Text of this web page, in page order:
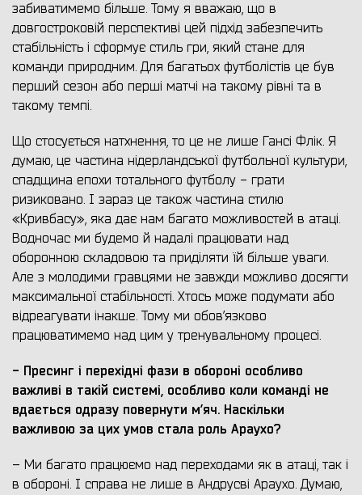
забиватимемо більше. Тому я вважаю, що в
довгостроковій перспективі цей підхід забезпечить
стабільність і сформує стиль гри, який стане для
команди природним. Для багатьох футболістів це був
перший сезон або перші матчі на такому рівні та в
такому темпі.
Що стосується натхнення, то це не лише Гансі Флік. Я
думаю, це частина нідерландської футбольної культури,
спадщина епохи тотального футболу - грати
ризиковано. І зараз це також частина стилю
«Кривбасу», яка дає нам багато можливостей в атаці.
Водночас ми будемо й надалі працювати над
оборонною складовою та приділяти їй більше уваги.
Але з молодими гравцями не завжди можливо досягти
максимальної стабільності. Хтось може подумати або
відреагувати інакше. Тому ми обов’язково
працюватимемо над цим у тренувальному процесі.
- Пресинг і перехідні фази в обороні особливо
важливі в такій системі, особливо коли команді не
вдається одразу повернути м’яч. Наскільки
важливою за цих умов стала роль Араухо?
– Ми багато працюємо над переходами як в атаці, так і
в обороні. І справа не лише в Андрусві Араухо. Думаю,